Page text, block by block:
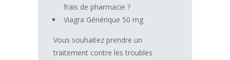
frais de pharmacie ?
Viagra Générique 50 mg
Vous souhaitez prendre un
traitement contre les troubles